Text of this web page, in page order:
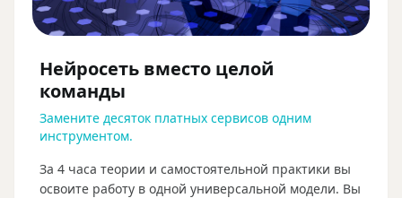
Нейросеть вместо целой
команды
Замените десяток платных сервисов одним
инструментом.
За 4 часа теории и самостоятельной практики вы
освоите работу в одной универсальной модели. Вы